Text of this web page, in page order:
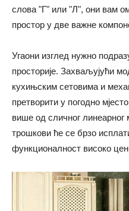
слова "Г" или "Л", они вам
простор у две важне
Угаони изглед нужно
просторије. Захваљујући
кухињским сетовима и
претворити у погодно
више од сличног линеарног
трошкови ће се брзо
функционалност високо